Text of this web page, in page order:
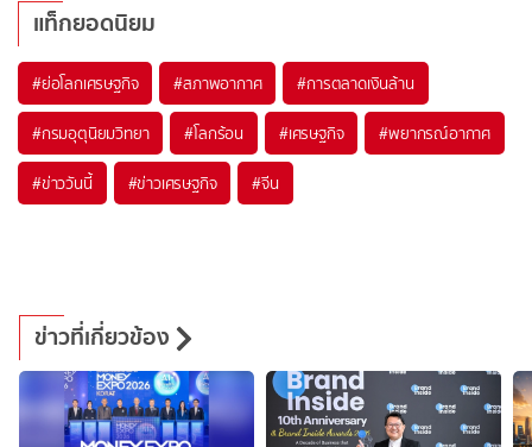
แท็กยอดนิยม
#ย่อโลกเศรษฐกิจ #สภาพอากาศ #การตลาดเงินล้าน
#กรมอุตุนิยมวิทยา #โลกร้อน #เศรษฐกิจ #พยากรณ์อากาศ
#ข่าววันนี้ #ข่าวเศรษฐกิจ #จีน
ข่าวที่เกี่ยวข้อง